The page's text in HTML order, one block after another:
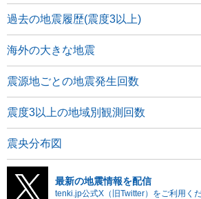
過去の地震履歴(震度3以上)
海外の大きな地震
震源地ごとの地震発生回数
震度3以上の地域別観測回数
震央分布図
最新の地震情報を配信
tenki.jp公式X（旧Twitter）をご利用くだ